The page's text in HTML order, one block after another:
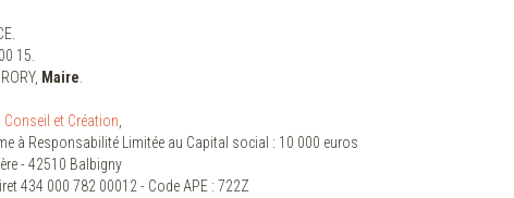
15.
Maire
Conseil et Création
à Responsabilité Limitée au Capital social : 10 000 euros
- 42510 Balbigny
434 000 782 00012 - Code APE : 722Z